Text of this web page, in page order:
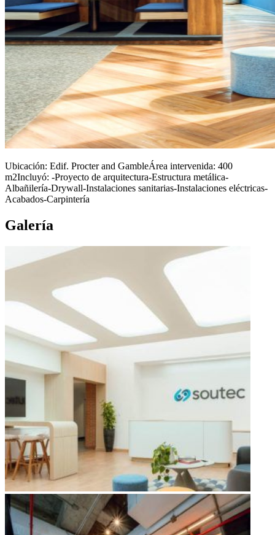
Ubicación: Edif. Procter and GambleÁrea intervenida: 400
m2Incluyó: -Proyecto de arquitectura-Estructura metálica-
Albañilería-Drywall-Instalaciones sanitarias-Instalaciones eléctricas-
Acabados-Carpintería
Galería